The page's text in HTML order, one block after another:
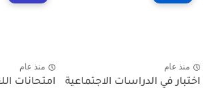
منذ عام
اختبار في الدراسات الاجتماعية
منذ عام
امتحانات